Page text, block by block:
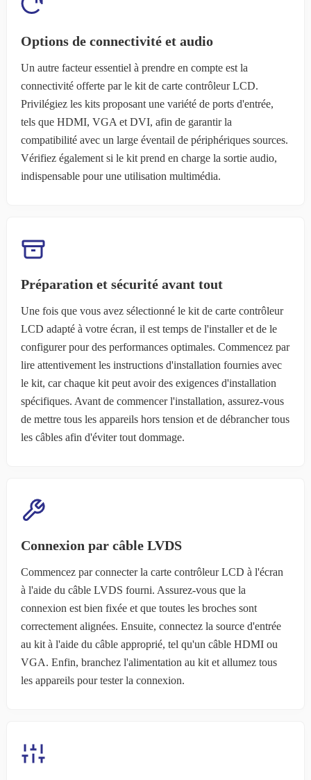
Options de connectivité et audio
Un autre facteur essentiel à prendre en compte est la
connectivité offerte par le kit de carte contrôleur LCD.
Privilégiez les kits proposant une variété de ports d'entrée,
tels que HDMI, VGA et DVI, afin de garantir la
compatibilité avec un large éventail de périphériques sources.
Vérifiez également si le kit prend en charge la sortie audio,
indispensable pour une utilisation multimédia.
Préparation et sécurité avant tout
Une fois que vous avez sélectionné le kit de carte contrôleur
LCD adapté à votre écran, il est temps de l'installer et de le
configurer pour des performances optimales. Commencez par
lire attentivement les instructions d'installation fournies avec
le kit, car chaque kit peut avoir des exigences d'installation
spécifiques. Avant de commencer l'installation, assurez-vous
de mettre tous les appareils hors tension et de débrancher tous
les câbles afin d'éviter tout dommage.
Connexion par câble LVDS
Commencez par connecter la carte contrôleur LCD à l'écran
à l'aide du câble LVDS fourni. Assurez-vous que la
connexion est bien fixée et que toutes les broches sont
correctement alignées. Ensuite, connectez la source d'entrée
au kit à l'aide du câble approprié, tel qu'un câble HDMI ou
VGA. Enfin, branchez l'alimentation au kit et allumez tous
les appareils pour tester la connexion.